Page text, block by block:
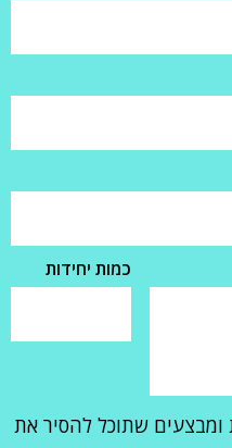
כמות יחידות
ומבצעים שתוכל להסיר את